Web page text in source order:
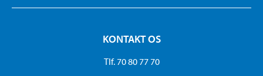
KONTAKT OS
Tlf. 70 80 77 70